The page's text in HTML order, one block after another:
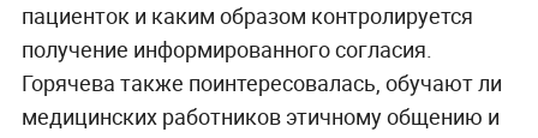
пациенток и каким образом контролируется
получение информированного согласия.
Горячева также поинтересовалась, обучают ли
медицинских работников этичному общению и